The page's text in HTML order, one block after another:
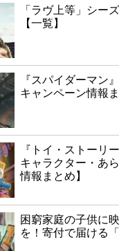
「ラヴ上等」シー
【一覧】
『スパイダーマン
キャンペーン情報
『トイ・ストーリ
キャラクター・あ
情報まとめ】
困窮家庭の子供に
を！寄付で届ける